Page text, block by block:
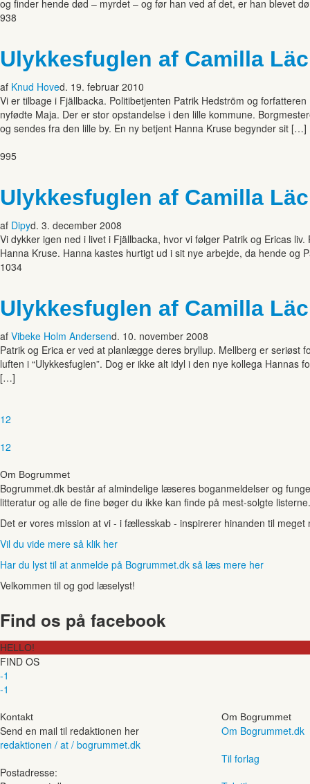
og finder hende død – myrdet – og før han ved af det, er han blevet
938
Ulykkesfuglen af Camilla
af Knud Hoved. 19. februar 2010
Vi er tilbage i Fjällbacka. Politibetjenten Patrik Hedström og
nyfødte Maja. Der er stor opstandelse i den lille kommune.
og sendes fra den lille by. En ny betjent Hanna Kruse begynder sit […]
995
Ulykkesfuglen af Camilla
af Dipyd. 3. december 2008
Vi dykker igen ned i livet i Fjällbacka, hvor vi følger Patrik og Ericas
Hanna Kruse. Hanna kastes hurtigt ud i sit nye arbejde, da hende
1034
Ulykkesfuglen af Camilla
af Vibeke Holm Andersend. 10. november 2008
Patrik og Erica er ved at planlægge deres bryllup. Mellberg er
luften i “Ulykkesfuglen”. Dog er ikke alt idyl i den nye kollega
[…]
12
12
Om Bogrummet
Bogrummet.dk består af almindelige læseres boganmeldelser og
litteratur og alle de fine bøger du ikke kan finde på mest-solgte listerne.
Det er vores mission at vi - i fællesskab - inspirerer hinanden til
Vil du vide mere så klik her
Har du lyst til at anmelde på Bogrummet.dk så læs mere her
Velkommen til og god læselyst!
Find os på facebook
HELLO!
FIND OS
-1
-1
Kontakt
Send en mail til redaktionen her
redaktionen / at / bogrummet.dk
Postadresse:
Om Bogrummet
Om Bogrummet.dk
Til forlag